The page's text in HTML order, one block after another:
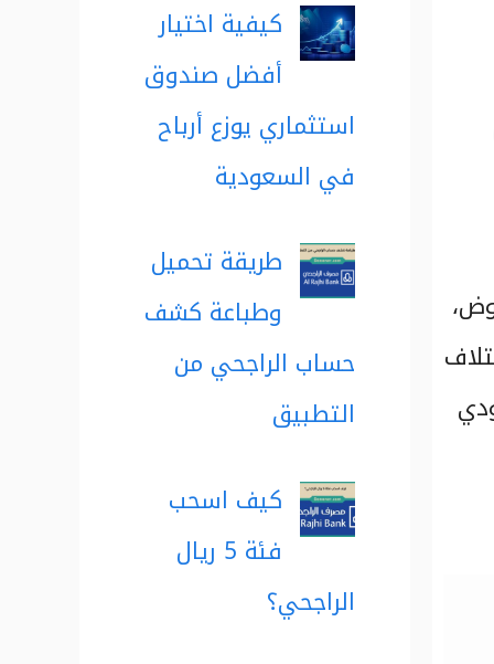
كيفية اختيار
أفضل صندوق
استثماري يوزع أرباح
في السعودية
طريقة تحميل
وطباعة كشف
حساب الراجحي من
التطبيق
كيف اسحب
فئة 5 ريال
الراجحي؟